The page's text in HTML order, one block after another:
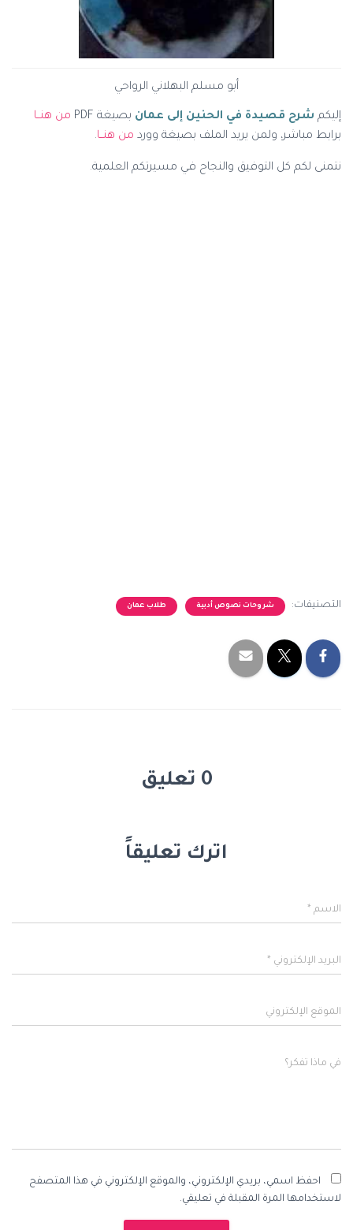
أبو مسلم البهلاني الرواحي
إليكم شرح قصيدة في الحنين إلى عمان بصيغة PDF
من هنــا
برابط مباشر، ولمن يريد الملف بصيغة وورد من هنــا.
نتمنى لكم كل التوفيق والنجاح في مسيرتكم العلمية.
التصنيفات: شروحات نصوص أدبية طلاب عمان
0 تعليق
اترك تعليقاً
الاسم *
البريد الإلكتروني *
الموقع الإلكتروني
في ماذا تفكر؟
احفظ اسمي، بريدي الإلكتروني، والموقع الإلكتروني في هذا المتصفح
لاستخدامها المرة المقبلة في تعليقي.